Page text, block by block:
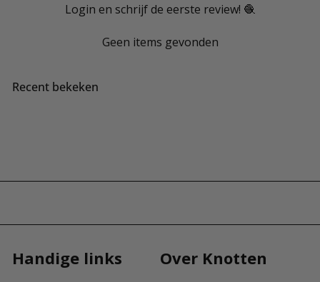
Login en schrijf de eerste review! 🧶
Geen items gevonden
Recent bekeken
Handige links Over Knotten